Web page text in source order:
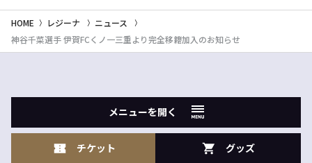
HOME レジーナ
ニュース
神谷千菜選手 伊賀FCくノ一三重より完全移籍加入のお知らせ
メニューを開く
チケット グッズ